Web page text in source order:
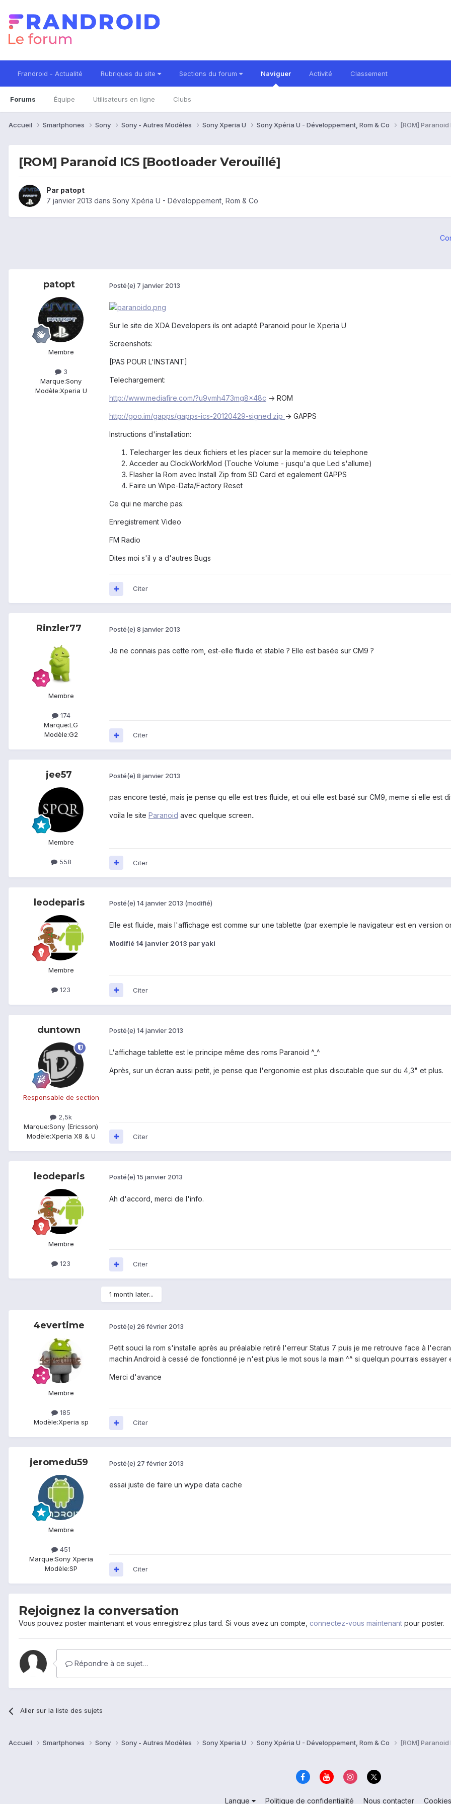
Frandroid - Actualité Rubriques du site Sections du forum Naviguer
Forums Équipe Utilisateurs en ligne Clubs
Activité Classement
Accueil Smartphones Sony Sony - Autres Modèles Sony Xperia U Sony Xpéria U - Développement, Rom & Co [ROM]
[ROM] Paranoid ICS [Bootloader Verouillé]
Par patopt
7 janvier 2013 dans Sony Xpéria U - Développement, Rom & Co
patopt
Membre
3
Marque:Sony
Modèle:Xperia U
Posté(e) 7 janvier 2013
Sur le site de XDA Developers ils ont adapté Paranoid pour le Xperia U
Screenshots:
[PAS POUR L'INSTANT]
Telechargement:
http://www.mediafire.com/?u9vmh473mg8x48c -> ROM
http://goo.im/gapps/gapps-ics-20120429-signed.zip -> GAPPS
Instructions d'installation:
Telecharger les deux fichiers et les placer sur la memoire du telephone
Acceder au ClockWorkMod (Touche Volume - jusqu'a que Led s'allume)
Flasher la Rom avec Install Zip from SD Card et egalement GAPPS
Faire un Wipe-Data/Factory Reset
Ce qui ne marche pas:
Enregistrement Video
FM Radio
Dites moi s'il y a d'autres Bugs
Citer
Rinzler77
Membre
174
Marque:LG
Modèle:G2
Posté(e) 8 janvier 2013
Je ne connais pas cette rom, est-elle fluide et stable ? Elle est basée sur CM9 ?
Citer
jee57
Membre
558
Posté(e) 8 janvier 2013
pas encore testé, mais je pense qu elle est tres fluide, et oui elle est basé sur CM9, meme si elle est
voila le site Paranoid avec quelque screen..
Citer
leodeparis
Membre
123
Posté(e) 14 janvier 2013 (modifié)
Elle est fluide, mais l'affichage est comme sur une tablette (par exemple le navigateur est en version
Modifié 14 janvier 2013 par yaki
Citer
duntown
Responsable de section
2,5k
Marque:Sony (Ericsson)
Modèle:Xperia X8 & U
Posté(e) 14 janvier 2013
L'affichage tablette est le principe même des roms Paranoid ^_^
Après, sur un écran aussi petit, je pense que l'ergonomie est plus discutable que sur du 4,3" et plus.
Citer
leodeparis
Membre
123
Posté(e) 15 janvier 2013
Ah d'accord, merci de l'info.
Citer
1 month later...
4evertime
Membre
185
Modèle:Xperia sp
Posté(e) 26 février 2013
Petit souci la rom s'installe après au préalable retiré l'erreur Status 7 puis je me retrouve face à
machin.Android à cessé de fonctionné je n'est plus le mot sous la main ^^ si quelqun pourrais essayer
Merci d'avance
Citer
jeromedu59
Membre
451
Marque:Sony Xperia
Modèle:SP
Posté(e) 27 février 2013
essai juste de faire un wype data cache
Citer
Rejoignez la conversation
Vous pouvez poster maintenant et vous enregistrez plus tard. Si vous avez un compte, connectez-vous maintenant pour poster.
Répondre à ce sujet…
Aller sur la liste des sujets
Accueil Smartphones Sony Sony - Autres Modèles Sony Xperia U Sony Xpéria U - Développement, Rom & Co [ROM]
Langue Politique de confidentialité Nous contacter Cookies